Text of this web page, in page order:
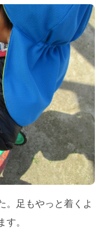
。足もやっと着くよ
す。